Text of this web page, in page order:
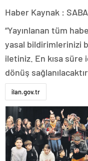
Haber Kaynak :
“Yayınlanan tüm
yasal bildirimlerinizi
iletiniz. En kısa
dönüş
ilan.gov.tr